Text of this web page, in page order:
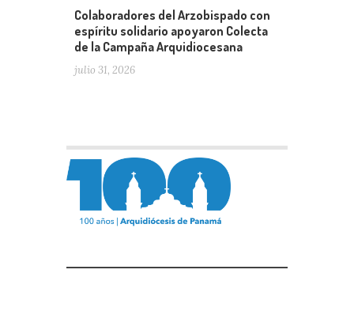
Colaboradores del Arzobispado con
espíritu solidario apoyaron Colecta
de la Campaña Arquidiocesana
julio 31, 2026